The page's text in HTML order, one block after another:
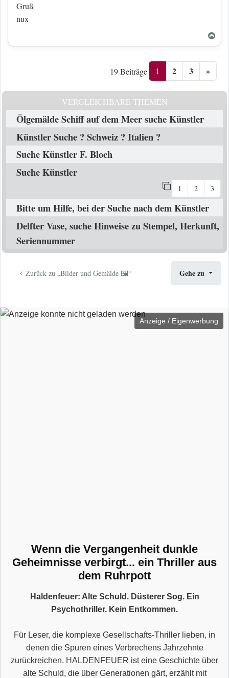
Gruß
nux
19 Beiträge 1 2 3 »
VERGLEICHBARE THEMEN
Ölgemälde Schiff auf dem Meer suche Künstler
Künstler Suche ? Schweiz ? Italien ?
Suche Künstler F. Bloch
Suche Künstler
1 2 3
Bitte um Hilfe, bei der Suche nach dem Künstler
Delfter Vase, suche Hinweise zu Stempel, Herkunft,
Seriennummer
Zurück zu „Bilder und Gemälde 🖼️“ Gehe zu
Anzeige / Eigenwerbung
Wenn die Vergangenheit dunkle
Geheimnisse verbirgt... ein Thriller aus
dem Ruhrpott
Haldenfeuer: Alte Schuld. Düsterer Sog. Ein
Psychothriller. Kein Entkommen.
Für Leser, die komplexe Gesellschafts-Thriller lieben, in
denen die Spuren eines Verbrechens Jahrzehnte
zurückreichen. HALDENFEUER ist eine Geschichte über
alte Schuld, die über Generationen gärt, erzählt mit